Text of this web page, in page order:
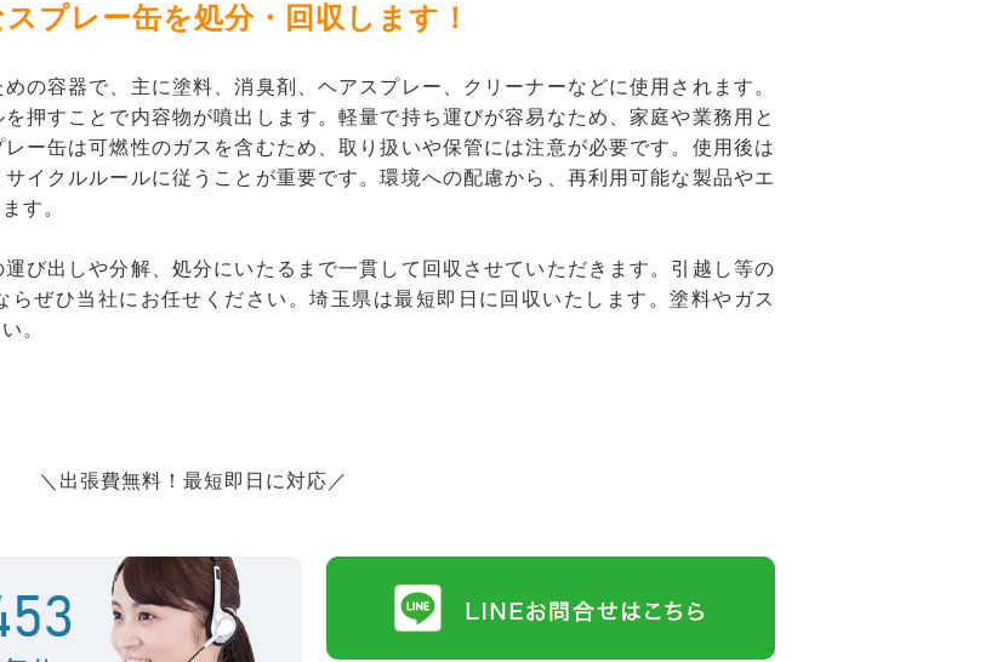
プレー缶を処分・回収します！
の容器で、主に塗料、消臭剤、ヘアスプレー、クリーナーなどに使用されます。
押すことで内容物が噴出します。軽量で持ち運びが容易なため、家庭や業務用と
ー缶は可燃性のガスを含むため、取り扱いや保管には注意が必要です。使用後は
イクルルールに従うことが重要です。環境への配慮から、再利用可能な製品やエ
す。
び出しや分解、処分にいたるまで一貫して回収させていただきます。引越し等の
らぜひ当社にお任せください。埼玉県は最短即日に回収いたします。塗料やガス
。
＼出張費無料！最短即日に対応／